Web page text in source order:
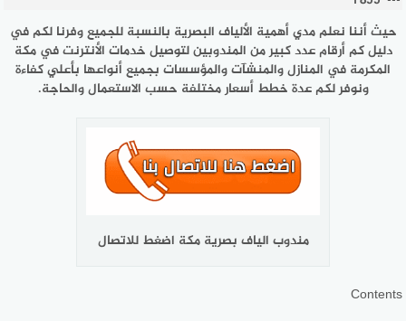
حيث أننا نعلم مدي أهمية الألياف البصرية بالنسبة للجميع وفرنا لكم في
دليل كم أرقام عدد كبير من المندوبين لتوصيل خدمات الأنترنت في مكة
المكرمة في المنازل والمنشآت والمؤسسات بجميع أنواعها بأعلي كفاءة
ونوفر لكم عدة خطط أسعار مختلفة حسب الاستعمال والحاجة.
مندوب الياف بصرية مكة اضغط للاتصال
Contents